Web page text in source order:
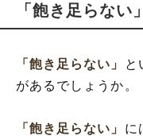
「飽き足らない
「飽き足らない」
と
があるでしょうか。
「飽き足らない」 に